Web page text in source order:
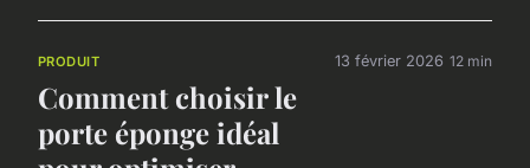
PRODUIT
Comment choisir le
porte éponge idéal
13 février 2026 12 min